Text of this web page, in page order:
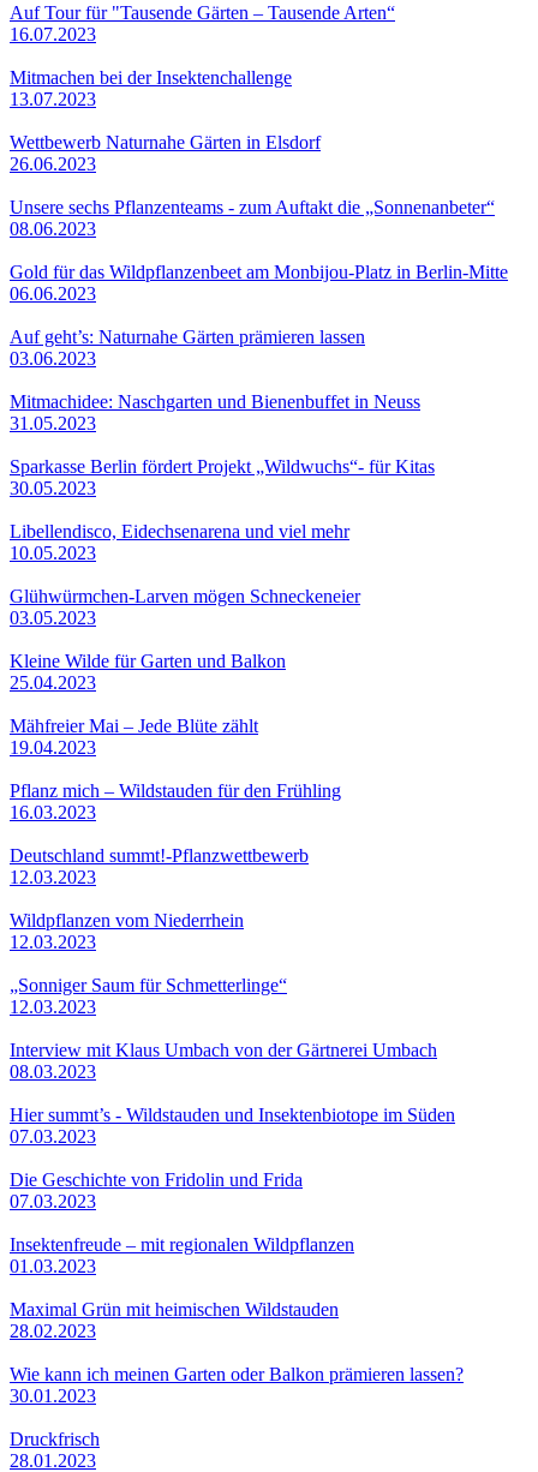
Auf Tour für "Tausende Gärten – Tausende Arten“
16.07.2023
Mitmachen bei der Insektenchallenge
13.07.2023
Wettbewerb Naturnahe Gärten in Elsdorf
26.06.2023
Unsere sechs Pflanzenteams - zum Auftakt die „Sonnenanbeter“
08.06.2023
Gold für das Wildpflanzenbeet am Monbijou-Platz in Berlin-Mitte
06.06.2023
Auf geht’s: Naturnahe Gärten prämieren lassen
03.06.2023
Mitmachidee: Naschgarten und Bienenbuffet in Neuss
31.05.2023
Sparkasse Berlin fördert Projekt „Wildwuchs“- für Kitas
30.05.2023
Libellendisco, Eidechsenarena und viel mehr
10.05.2023
Glühwürmchen-Larven mögen Schneckeneier
03.05.2023
Kleine Wilde für Garten und Balkon
25.04.2023
Mähfreier Mai – Jede Blüte zählt
19.04.2023
Pflanz mich – Wildstauden für den Frühling
16.03.2023
Deutschland summt!-Pflanzwettbewerb
12.03.2023
Wildpflanzen vom Niederrhein
12.03.2023
„Sonniger Saum für Schmetterlinge“
12.03.2023
Interview mit Klaus Umbach von der Gärtnerei Umbach
08.03.2023
Hier summt’s - Wildstauden und Insektenbiotope im Süden
07.03.2023
Die Geschichte von Fridolin und Frida
07.03.2023
Insektenfreude – mit regionalen Wildpflanzen
01.03.2023
Maximal Grün mit heimischen Wildstauden
28.02.2023
Wie kann ich meinen Garten oder Balkon prämieren lassen?
30.01.2023
Druckfrisch
28.01.2023